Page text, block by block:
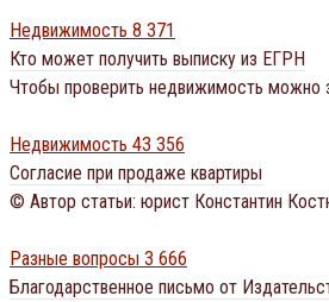
Недвижимость 8 371
Кто может получить выписку из ЕГРН
Чтобы проверить недвижимость можно
Недвижимость 43 356
Согласие при продаже квартиры
© Автор статьи: юрист Константин
Разные вопросы 3 666
Благодарственное письмо от